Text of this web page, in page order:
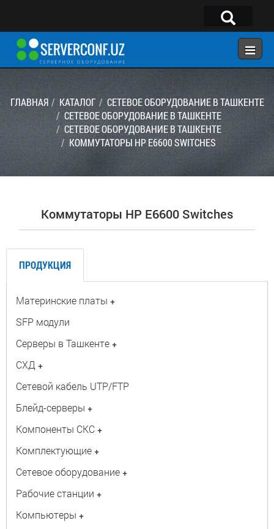
×
ГЛАВНАЯ
КОНФИГУРАТОР
КАТАЛОГ
Telegram:@serverconf_uz
Тел: (90) 932-18-00
ГЛАВНАЯ КАТАЛОГ
СЕТЕВОЕ ОБОРУДОВАНИЕ В ТАШКЕНТЕ
СЕТЕВОЕ ОБОРУДОВАНИЕ В ТАШКЕНТЕ
СЕТЕВОЕ ОБОРУДОВАНИЕ В ТАШКЕНТЕ
KОММУТАТОРЫ HP E6600 SWITCHES
Kоммутаторы HP E6600 Switches
ПРОДУКЦИЯ
Материнские платы +
SFP модули
Серверы в Ташкенте +
СХД +
Сетевой кабель UTP/FTP
Блейд-серверы +
Компоненты СКС +
Комплектующие +
Сетевое оборудование +
Рабочие станции +
Компьютеры +